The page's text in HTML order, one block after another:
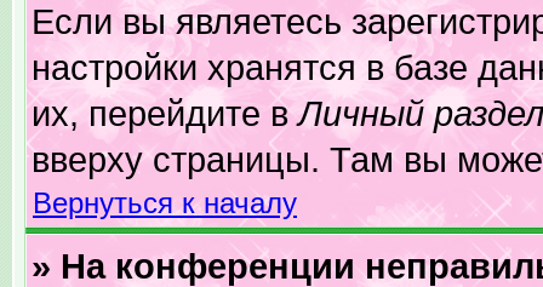
Если вы являетесь
настройки хранятся в базе
их, перейдите вЛичный раздел
вверху страницы. Там вы
Вернуться к началу
» На конференции